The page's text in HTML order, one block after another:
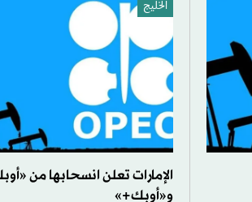
الخليج
الإمارات تعلن انسحابها من
و«أوبك+»